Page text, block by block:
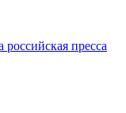
пресса